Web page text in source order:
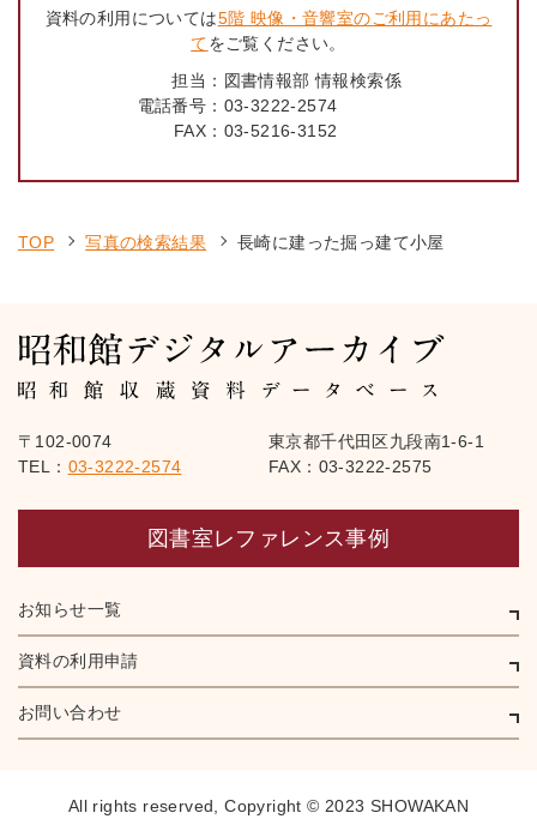
資料の利用については5階 映像・音響室のご利用にあたっ
てをご覧ください。
担当： 図書情報部 情報検索係
電話番号： 03-3222-2574
FAX： 03-5216-3152
TOP 写真の検索結果 長崎に建った掘っ建て小屋
〒102-0074
東京都千代田区九段南1-6-1
TEL： 03-3222-2574 FAX：03-3222-2575
図書室レファレンス事例
お知らせ一覧
資料の利用申請
お問い合わせ
All rights reserved,Copyright © 2023 SHOWAKAN